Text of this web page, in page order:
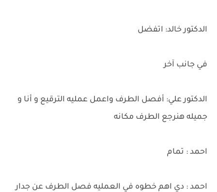
الدكتور خالد: اتفضل
في جانب آخر
الدكتور علي: أفصل الطرف واعمل عمليه الترقيع و أنا و
جميله هنرجع الطرف مكانه
احمد : تمام
احمد : دي اهم خطوه في العمليه فصل الطرف عن جدار